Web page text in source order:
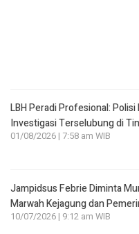
LBH Peradi Profesional:
Investigasi Terselubung di
01/08/2026 | 7:58 am WIB
Jampidsus Febrie Diminta
Marwah Kejagung dan
10/07/2026 | 9:12 am WIB